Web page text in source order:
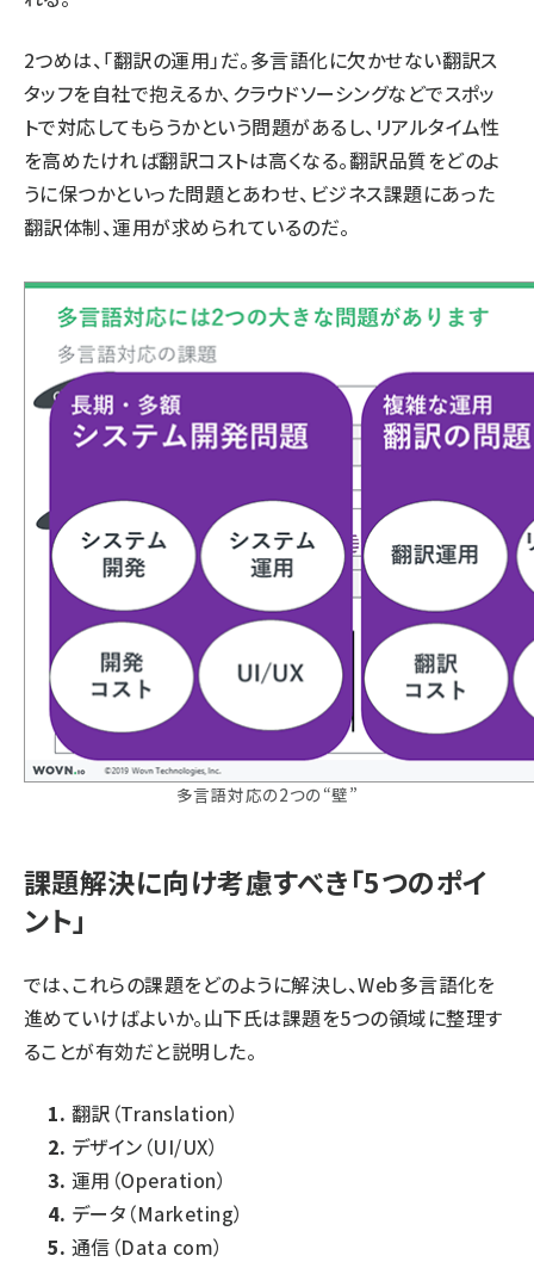
2つめは、「翻訳の運用」だ。多言語化に欠かせない翻訳ス
タッフを自社で抱えるか、クラウドソーシングなどでスポッ
トで対応してもらうかという問題があるし、リアルタイム性
を高めたければ翻訳コストは高くなる。翻訳品質をどのよ
うに保つかといった問題とあわせ、ビジネス課題にあった
翻訳体制、運用が求められているのだ。
多言語対応の2つの“壁”
課題解決に向け考慮すべき「5つのポイ
ント」
では、これらの課題をどのように解決し、Web多言語化を
進めていけばよいか。山下氏は課題を5つの領域に整理す
ることが有効だと説明した。
翻訳（Translation）
デザイン（UI/UX）
運用（Operation）
データ（Marketing）
通信（Data com）